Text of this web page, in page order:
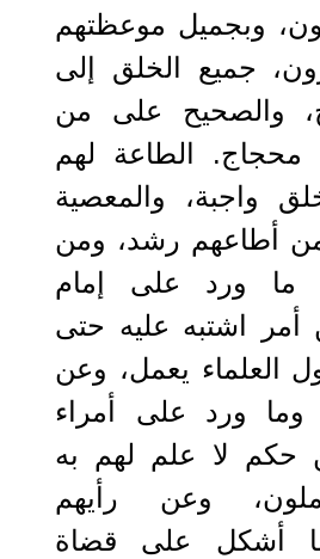
وبجميل موعظتهم
جميع الخلق إلى
والصحيح على من
محجاج. الطاعة لهم
واجبة، والمعصية
أطاعهم رشد، ومن
ما ورد على إمام
أمر اشتبه عليه حتى
العلماء يعمل، وعن
وما ورد على أمراء
حكم لا علم لهم به
وعن رأيهم
أشكل على قضاة